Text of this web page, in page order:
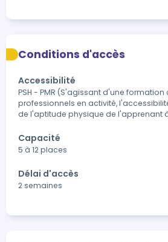
Conditions d'accès
Accessibilité
PSH - PMR (S'agissant d'une
professionnels en activité,
de l'aptitude physique de l'apprenant
Capacité
5 à 12 places
Délai d'accès
2 semaines